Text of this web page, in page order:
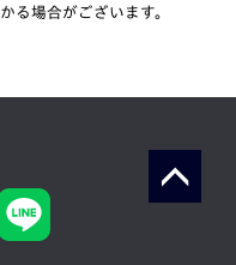
る場合がございます。